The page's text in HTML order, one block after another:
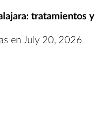
tratamientos y
en July 20, 2026